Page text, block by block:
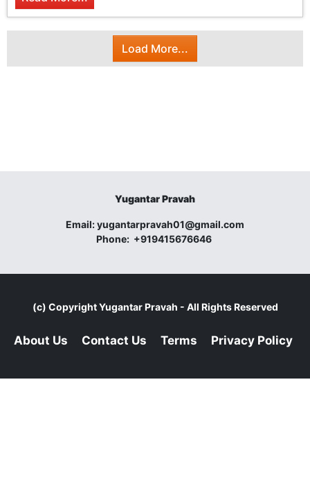
Load More...
Yugantar Pravah
Email:yugantarpravah01@gmail.com
Phone: +919415676646
(c) CopyrightYugantar Pravah - All Rights Reserved
About Us Contact Us Terms Privacy Policy